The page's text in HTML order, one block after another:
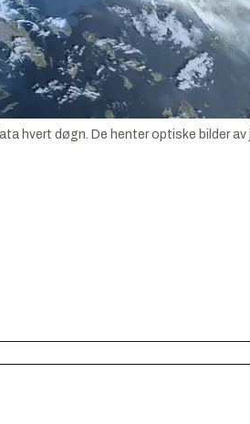
hvert døgn. De henter optiske bilder